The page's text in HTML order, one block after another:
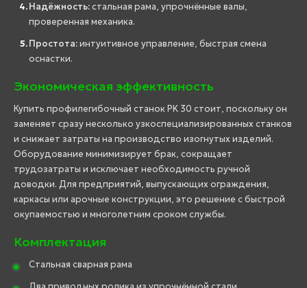
Надёжность:стальная рама, упрочнённые валы,
проверенная механика.
Простота:интуитивное управление, быстрая смена
оснастки.
Экономическая эффективность
Купить профилегибочный станок PK 30 стоит, поскольку он
заменяет сразу несколько узкоспециализированных станков
и снижает затраты на производство изогнутых изделий.
Оборудование минимизирует брак, сокращает
трудозатраты и исключает необходимость ручной
доводки. Для предприятий, выпускающих ограждения,
каркасы или арочные конструкции, это решение с быстрой
окупаемостью и многолетним сроком службы.
Комплектация
Стальная сварная рама